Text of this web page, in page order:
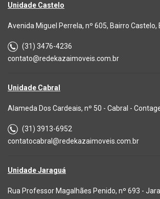
Unidade Castelo
Avenida Miguel Perrela, nº 605, Bairro
(31) 3476-4236
contato@redekazaimoveis.com.br
Unidade Cabral
Alameda Dos Cardeais, nº 50 - Cabral -
(31) 3913-6952
contatocabral@redekazaimoveis.com.br
Unidade Jaraguá
Rua Professor Magalhães Penido, nº 693 -